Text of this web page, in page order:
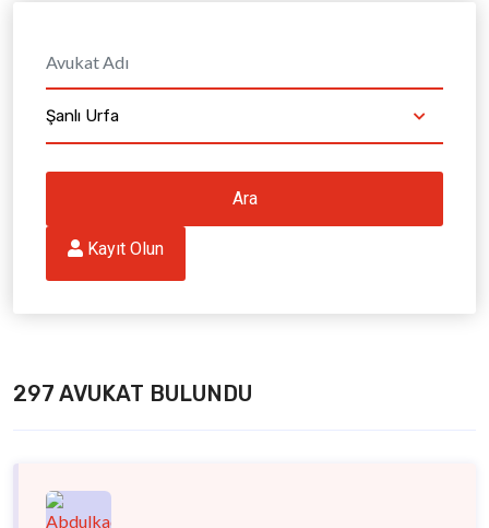
Şanlı Urfa
Ara
Kayıt Olun
297 AVUKAT BULUNDU